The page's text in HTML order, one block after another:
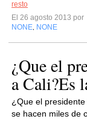
resto
El 26 agosto 2013 por
NONE NONE
¿Que el
a Cali?Es
¿Que el
se hacen miles de